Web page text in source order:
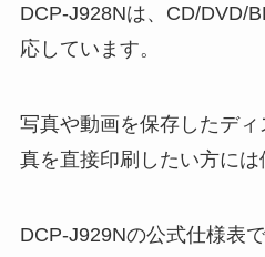
DCP-J928Nは、CD/DVD/
応しています。
写真や動画を保存したデ
真を直接印刷したい方には
DCP-J929Nの公式仕様表